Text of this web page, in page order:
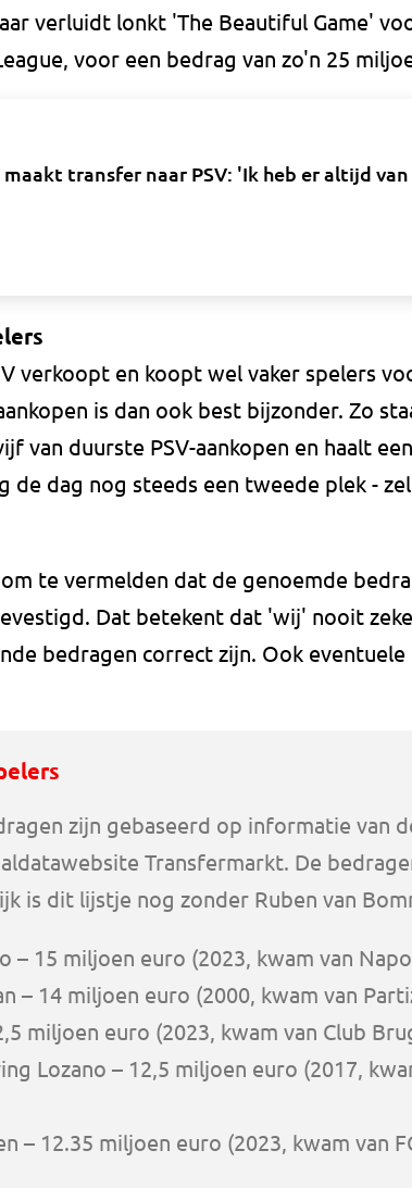
verluidt lonkt 'The Beautiful Game'
voor een bedrag van zo'n 25
transfer naar PSV: 'Ik heb er altijd
verkoopt en koopt wel vaker spelers
is dan ook best bijzonder. Zo
van duurste PSV-aankopen en haalt
de dag nog steeds een tweede plek -
te vermelden dat de genoemde
Dat betekent dat 'wij' nooit
bedragen correct zijn. Ook eventuele
zijn gebaseerd op informatie van
Transfermarkt. De
is dit lijstje nog zonder Ruben van
– 15 miljoen euro (2023, kwam van
– 14 miljoen euro (2000, kwam van
miljoen euro (2023, kwam van Club
Lozano – 12,5 miljoen euro (2017,
– 12.35 miljoen euro (2023, kwam van